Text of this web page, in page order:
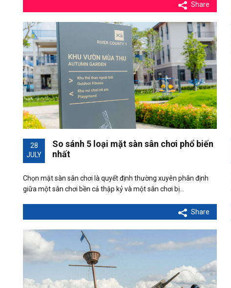
Share
28
JULY
So sánh 5 loại mặt sàn sân chơi phổ biến
nhất
Chọn mặt sàn sân chơi là quyết định thường xuyên phân định
giữa một sân chơi bền cả thập kỷ và một sân chơi bị…
Share